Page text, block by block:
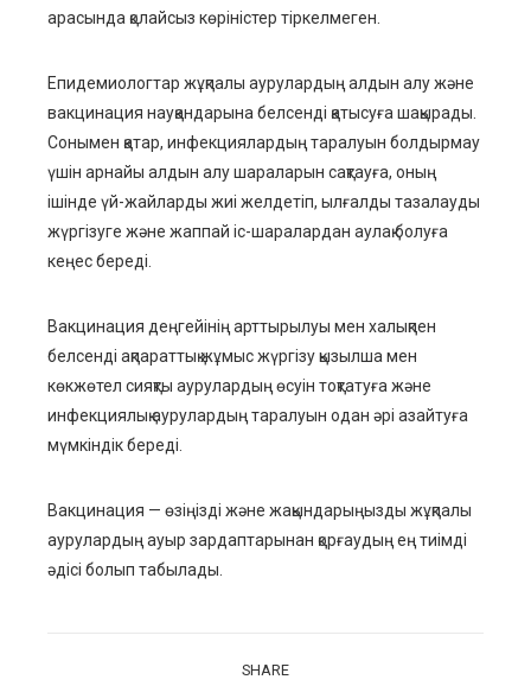
арасында қолайсыз көріністер тіркелмеген.
Епидемиологтар жұқпалы аурулардың алдын алу және
вакцинация науқандарына белсенді қатысуға шақырады.
Сонымен қатар, инфекциялардың таралуын болдырмау
үшін арнайы алдын алу шараларын сақтауға, оның
ішінде үй-жайларды жиі желдетіп, ылғалды тазалауды
жүргізуге және жаппай іс-шаралардан аулақ болуға
кеңес береді.
Вакцинация деңгейінің арттырылуы мен халықпен
белсенді ақпараттық жұмыс жүргізу қызылша мен
көкжөтел сияқты аурулардың өсуін тоқтатуға және
инфекциялық аурулардың таралуын одан әрі азайтуға
мүмкіндік береді.
Вакцинация — өзіңізді және жақындарыңызды жұқпалы
аурулардың ауыр зардаптарынан қорғаудың ең тиімді
әдісі болып табылады.
SHARE